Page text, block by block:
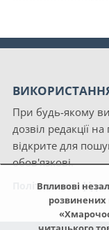
Впливові
розвинених
При будь-якому
дозвіл редакції
відкрите для
обов'язкові.
Політика